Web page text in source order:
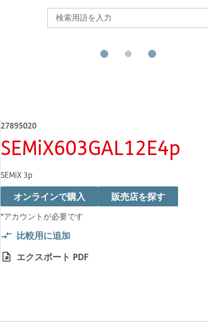
27895020
SEMiX603GAL12E4p
SEMiX 3p
オンラインで購入
*アカウントが必要です
販売店を探す
比較用に追加
エクスポート PDF